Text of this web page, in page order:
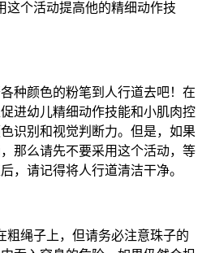
这个活动提高他的精细动作技
颜色的粉笔到人行道去吧！在
进幼儿精细动作技能和小肌肉控
识别和视觉判断力。但是，如果
那么请先不要采用这个活动，等
，请记得将人行道清洁干净。
绳子上，但请务必注意珠子的